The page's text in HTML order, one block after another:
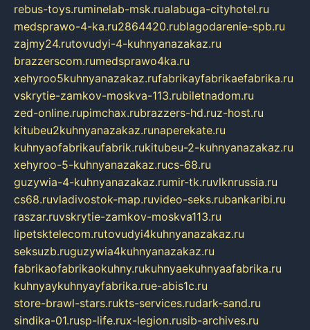
rebus-toys.ruminelab-msk.rualabuga-cityhotel.ru
medsprawo-4-ka.ru2864420.rublagodarenie-spb.ru
zajmy24.rutovudyi-4-kuhnyanazakaz.ru
brazzerscom.rumedsprawo4ka.ru
xehyroo5kuhnyanazakaz.rufabrikayfabrikaefabrika.ru
vskrytie-zamkov-moskva-113.rubiletnadom.ru
zed-online.rupimchax.rubrazzers-hd.ruz-host.ru
kitubeu2kuhnyanazakaz.runaperekate.ru
kuhnyaofabrikaufabrik.rukitubeu-2-kuhnyanazakaz.ru
xehyroo-5-kuhnyanazakaz.rucs-68.ru
guzywia-4-kuhnyanazakaz.rumir-tk.ruvlknrussia.ru
cs68.ruvladivostok-map.ruvideo-seks.rubankaribi.ru
raszar.ruvskrytie-zamkov-moskva113.ru
lipetsktelecom.rutovudyi4kuhnyanazakaz.ru
seksuzb.ruguzywia4kuhnyanazakaz.ru
fabrikaofabrikaokuhny.rukuhnyaekuhnyaafabrika.ru
kuhnyaykuhnyayfabrika.rue-abis1c.ru
store-brawl-stars.rukts-services.rudark-sand.ru
sindika-01.rusp-life.rux-legion.rusib-archives.ru